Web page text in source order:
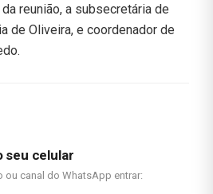
reunião, a subsecretária de
de Oliveira, e coordenador de
seu celular
ou canal do WhatsApp entrar: